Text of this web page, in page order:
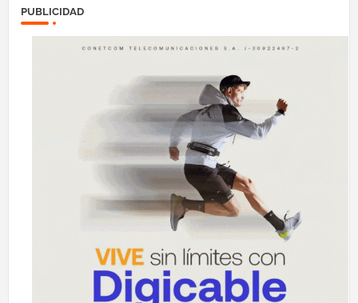
PUBLICIDAD